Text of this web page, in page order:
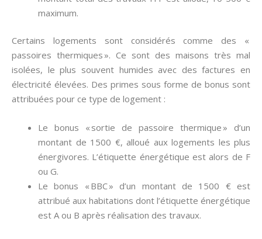
maximum.
Certains logements sont considérés comme des «
passoires thermiques ». Ce sont des maisons très mal
isolées, le plus souvent humides avec des factures en
électricité élevées. Des primes sous forme de bonus sont
attribuées pour ce type de logement :
Le bonus « sortie de passoire thermique » d’un
montant de 1500 €, alloué aux logements les plus
énergivores. L’étiquette énergétique est alors de F
ou G.
Le bonus « BBC » d’un montant de 1500 € est
attribué aux habitations dont l’étiquette énergétique
est A ou B après réalisation des travaux.